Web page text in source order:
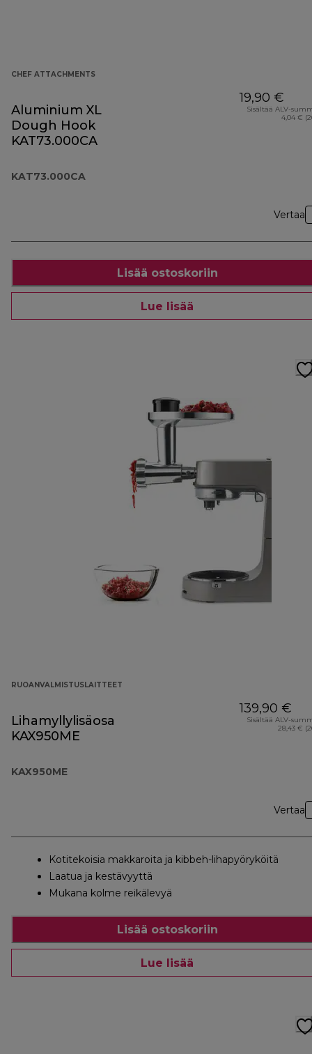
CHEF ATTACHMENTS
Aluminium XL
Dough Hook
KAT73.000CA
KAT73.000CA
19,90 €
Sisältää ALV-
4,04 €
Vertaa
Lisää ostoskoriin
Lue lisää
RUOANVALMISTUSLAITTEET
Lihamyllylisäosa
KAX950ME
KAX950ME
139,90 €
Sisältää ALV-
28,43 €
Vertaa
Kotitekoisia makkaroita ja kibbeh-lihapyöryköitä
Laatua ja kestävyyttä
Mukana kolme reikälevyä
Lisää ostoskoriin
Lue lisää